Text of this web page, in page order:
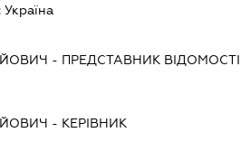
Україна
- ПРЕДСТАВНИК ВІДОМОСТІ
- КЕРІВНИК